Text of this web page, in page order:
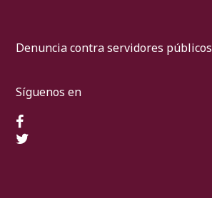
Denuncia contra servidores públicos
Síguenos en